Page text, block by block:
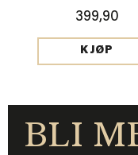
399,90
KJØP
BLI